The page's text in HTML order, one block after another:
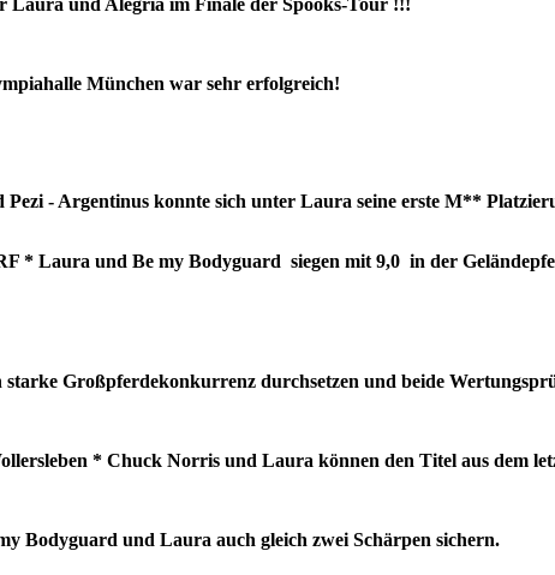
München war sehr erfolgreich!
- Argentinus konnte sich unter Laura seine erste M**
* Laura und Be my Bodyguard siegen mit 9,0 in der
Großpferdekonkurrenz durchsetzen und beide
* Chuck Norris und Laura können den Titel aus
Bodyguard und Laura auch gleich zwei Schärpen sichern.